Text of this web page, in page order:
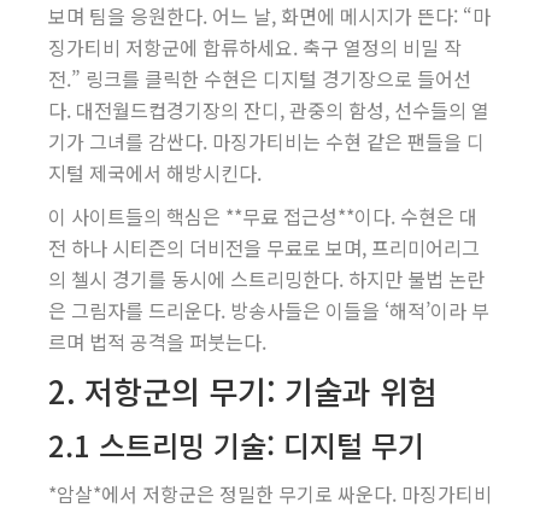
보며 팀을 응원한다. 어느 날, 화면에 메시지가 뜬다: “마
징가티비 저항군에 합류하세요. 축구 열정의 비밀 작
전.” 링크를 클릭한 수현은 디지털 경기장으로 들어선
다. 대전월드컵경기장의 잔디, 관중의 함성, 선수들의 열
기가 그녀를 감싼다. 마징가티비는 수현 같은 팬들을 디
지털 제국에서 해방시킨다.
이 사이트들의 핵심은 **무료 접근성**이다. 수현은 대
전 하나 시티즌의 더비전을 무료로 보며, 프리미어리그
의 첼시 경기를 동시에 스트리밍한다. 하지만 불법 논란
은 그림자를 드리운다. 방송사들은 이들을 ‘해적’이라 부
르며 법적 공격을 퍼붓는다.
2. 저항군의 무기: 기술과 위험
2.1 스트리밍 기술: 디지털 무기
*암살*에서 저항군은 정밀한 무기로 싸운다. 마징가티비